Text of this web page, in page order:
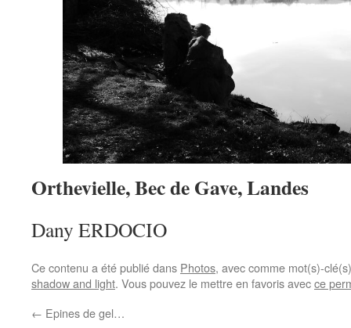
Orthevielle, Bec de Gave, Landes
Dany ERDOCIO
Ce contenu a été publié dans Photos, avec comme mot(s)-
shadow and light. Vous pouvez le mettre en favoris avecce
← Epines de gel…